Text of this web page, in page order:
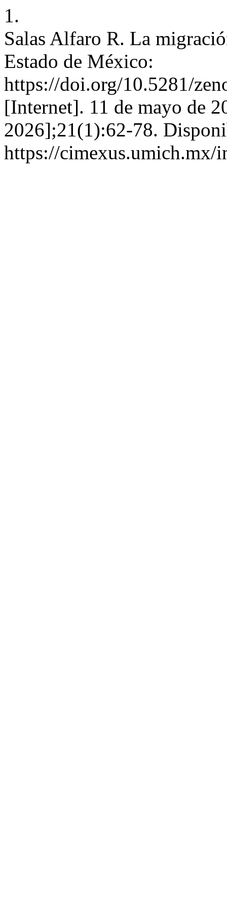
1.
Salas Alfaro R. La
Estado de México:
https://doi.org/10.5281/
[Internet]. 11 de mayo de
2026];21(1):62-78.
https://cimexus.umich.mx/